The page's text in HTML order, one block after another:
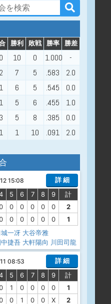
勝利 敗戦 勝率 勝差
10 0 1.000
-
7 5 .583
2.0
6 5 .545
0.0
5 6 .455
1.0
5 8 .385
0.0
1 10 .091 2.0
15:08
詳 細
5 6 7 8 9
計
0 0 0 0 0
2
0 0 0 0 0
1
一冴 大谷帝雅
捷吾 大軒陽向 川田司龍
08:53
詳 細
5 6 7 8 9
計
1 0 0 0 0
1
0 1 0 0 X 2